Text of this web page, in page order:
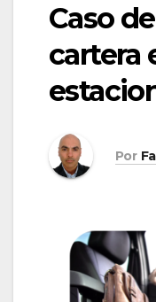
Caso
cartera
Por